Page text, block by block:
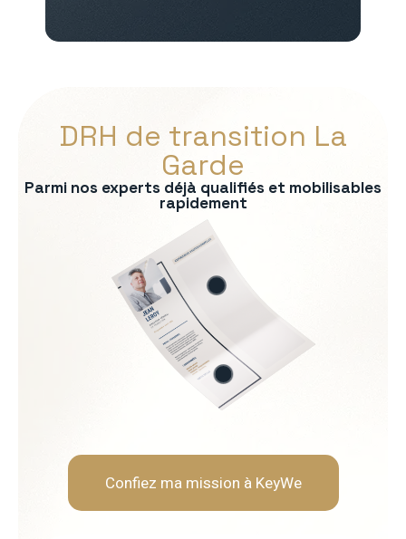
DRH de transition La
Garde
Parmi nos experts déjà qualifiés et mobilisables
rapidement
Soft Skills recherchées :
Écoute et intelligence
Fermeté et équité
Gestion des tensions et
Confiez ma mission à KeyWe